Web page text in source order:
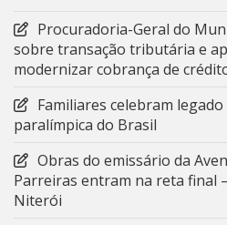
Procuradoria-Geral do
sobre transação tributária e
modernizar cobrança de
Familiares celebram
paralímpica do Brasil
Obras do emissário da
Parreiras entram na reta final
Niterói